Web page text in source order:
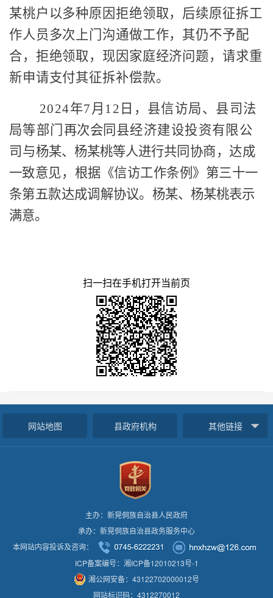
某桃户以多种原因拒绝领取，后续原征拆工
作人员多次上门沟通做工作， 其仍不予配
合，拒绝领取，现因家庭经济问题， 请求重
新申请支付其征拆补偿款。
2024年7 月 12 日，县信访局、 县司法
局等部门 再次会同 县经济建设投资有限公
司 与杨某、杨某桃等人进行共同协商，达成
一致意见， 根据《信访工作条例》第三十一
条第五款达成调解协议。 杨某、杨某桃表示
满意。
扫一扫在手机打开当前页
网站地图 县政府机构 其他链接
主办：新晃侗族自治县人民政府
承办：新晃侗族自治县政务服务中心
本网站内容投诉及咨询：
ICP备案编号：湘ICP备12010213号-1
湘公网安备：43122702000012号
网站标识码：4312270012